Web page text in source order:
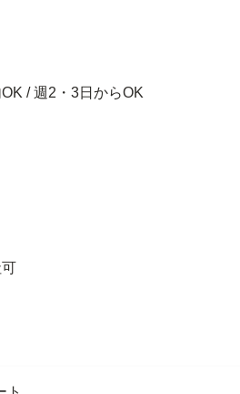
/ 週2・3日からOK